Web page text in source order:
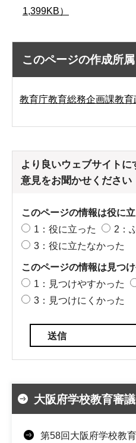
1,399KB）
このページの作成所属
教育庁教育総務企画課教
より良いウェブサイト
意見をお聞かせください
このページの情報は役に
1：役に立った
2：
3：役に立たなかった
このページの情報は見つ
1：見つけやすかった
3：見つけにくかった
大阪府学校教育審
第58回大阪府学校教